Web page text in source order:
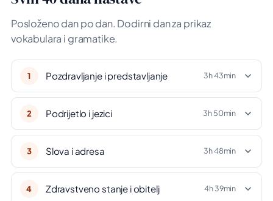
Posloženo dan po dan. Dodirni dan za prikaz
vokabulara i gramatike.
1 Pozdravljanje i predstavljanje 3h 43min
2 Podrijetlo i jezici 3h 50min
3 Slova i adresa 3h 48min
4 Zdravstveno stanje i obitelj 4h 39min